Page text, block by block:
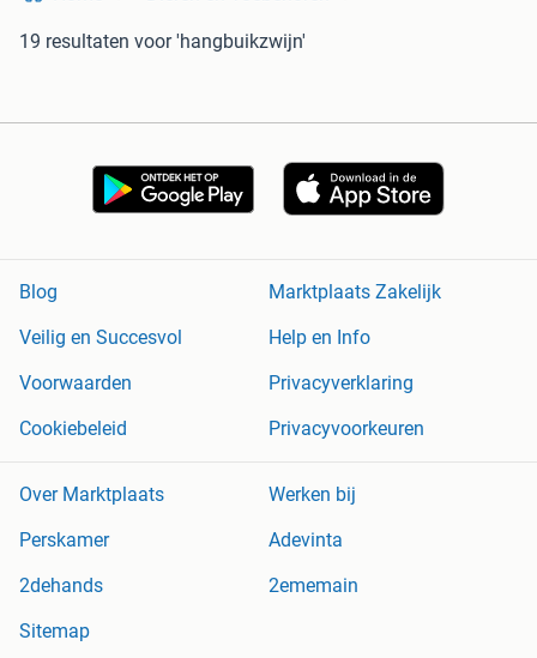
19 resultaten voor 'hangbuikzwijn'
Blog
Marktplaats Zakelijk
Veilig en Succesvol
Help en Info
Voorwaarden
Privacyverklaring
Cookiebeleid
Privacyvoorkeuren
Over Marktplaats
Werken bij
Perskamer
Adevinta
2dehands
2ememain
Sitemap